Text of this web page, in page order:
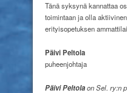
Tänä syksynä kannattaa
toimintaan ja olla
erityisopetuksen
Päivi Peltola
puheenjohtaja
Päivi Peltolaon Sel. ry:n